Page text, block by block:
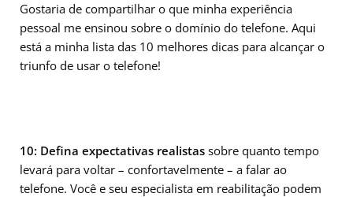
Gostaria de compartilhar o que minha experiência
pessoal me ensinou sobre o domínio do telefone. Aqui
está a minha lista das 10 melhores dicas para alcançar o
triunfo de usar o telefone!
10: Defina expectativas realistas sobre quanto tempo
levará para voltar – confortavelmente – a falar ao
telefone. Você e seu especialista em reabilitação podem